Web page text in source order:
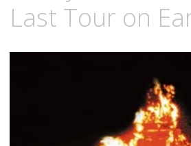
Last Tour on